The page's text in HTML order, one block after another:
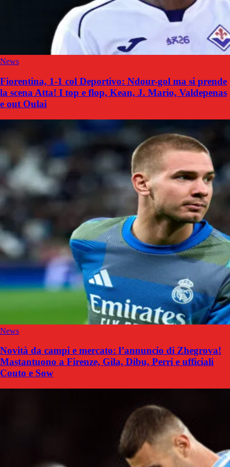
News
Fiorentina, 1-1 col Deportivo: Ndour-gol ma si prende
la scena Atta! I top e flop, Kean, J. Mario, Valdepenas
e out Oulai
News
Novità da campi e mercato: l’annuncio di Zhegrova!
Mastantuono a Firenze, Gila, Dibu, Perri e ufficiali
Couto e Sow